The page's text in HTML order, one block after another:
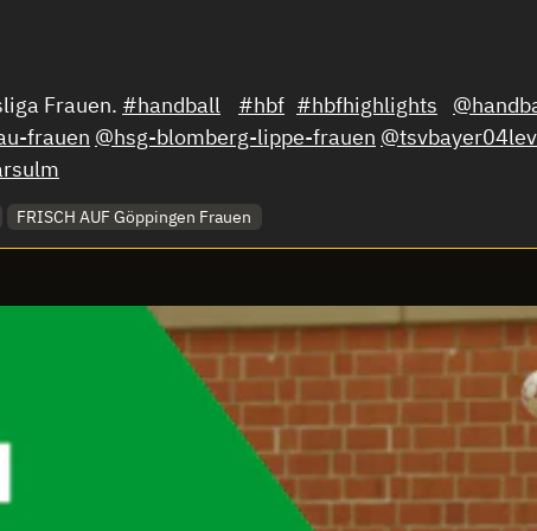
Frauen. #handball #hbf #hbfhighlights
frauen @hsg-blomberg-lippe-frauen
FRISCH AUF Göppingen Frauen